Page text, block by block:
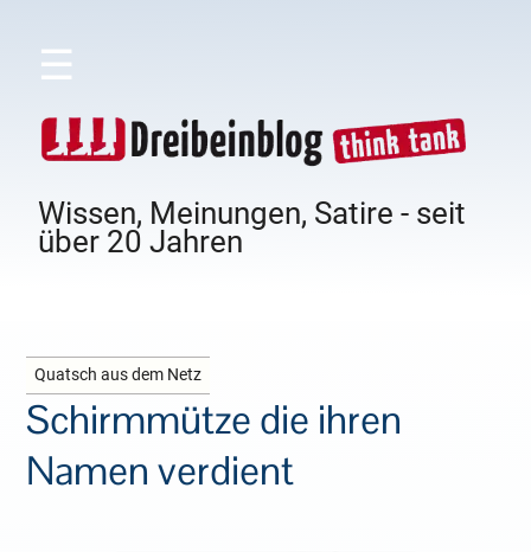
☰
Wissen, Meinungen, Satire - seit
über 20 Jahren
Quatsch aus dem Netz
Schirmmütze die ihren
Namen verdient